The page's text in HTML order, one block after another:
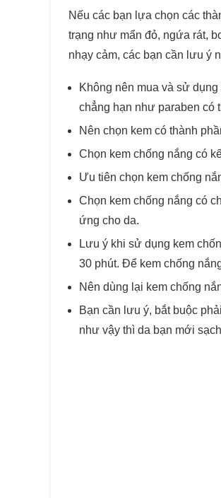
Nếu các bạn lựa chọn các
trạng như mẩn đỏ, ngứa rát,
nhạy cảm, các bạn cần lưu ý
Không nên mua và sử
chẳng hạn như paraben có
Nên chọn kem có thành
Chọn kem chống nắng có
Ưu tiên chọn kem chống
Chọn kem chống nắng có
ứng cho da.
Lưu ý khi sử dụng kem
30 phút. Để kem chống
Nên dùng lại kem chống
Bạn cần lưu ý, bắt buộc
như vậy thì da bạn mới